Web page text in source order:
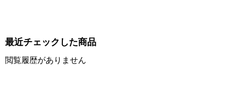
最近チェックした商品
閲覧履歴がありません